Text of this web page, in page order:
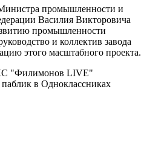
промышленности и
Василия Викторовича
промышленности
и коллектив завода
этого масштабного проекта.
"Филимонов LIVE"
в Одноклассниках